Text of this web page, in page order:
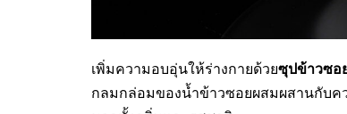
เพิ่มความอบอุ่นให้ร่างกายด้วยซุปข้าวซอ
กลมกล่อมของน้ำข้าวซอยผสมผสานกับค